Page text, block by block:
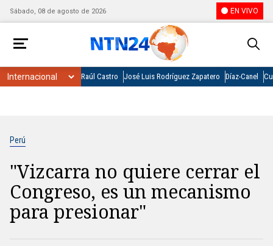
Sábado, 08 de agosto de 2026 EN VIVO
Raúl Castro José Luis Rodríguez Zapatero Díaz-Canel
Perú
"Vizcarra no quiere cerrar el
Congreso, es un mecanismo
para presionar"